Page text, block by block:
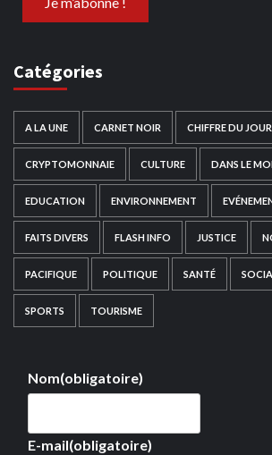
Catégories
A LA UNE CARNET NOIR CHIFFRE DU JOUR
CRYPTOMONNAIE CULTURE DANS LE
EDUCATION ENVIRONNEMENT
FAITS DIVERS FLASH INFO JUSTICE
PACIFIQUE POLITIQUE SANTÉ
SPORTS TOURISME
Nom(obligatoire)
E-mail(obligatoire)